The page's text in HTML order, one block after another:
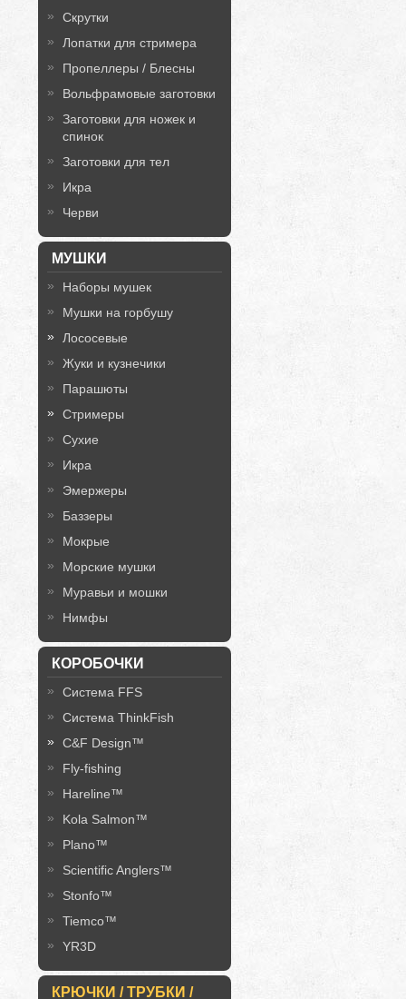
Скрутки
Лопатки для стримера
Пропеллеры / Блесны
Вольфрамовые заготовки
Заготовки для ножек и
спинок
Заготовки для тел
Икра
Черви
МУШКИ
Наборы мушек
Мушки на горбушу
Лососевые
Жуки и кузнечики
Парашюты
Стримеры
Сухие
Икра
Эмержеры
Баззеры
Мокрые
Морские мушки
Муравьи и мошки
Нимфы
КОРОБОЧКИ
Система FFS
Система ThinkFish
C&F Design™
Fly-fishing
Hareline™
Kola Salmon™
Plano™
Scientific Anglers™
Stonfo™
Tiemco™
YR3D
КРЮЧКИ / ТРУБКИ /